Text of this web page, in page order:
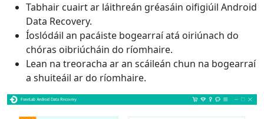
Tabhair cuairt ar láithreán gréasáin oifigiúil Android
Data Recovery.
Íoslódáil an pacáiste bogearraí atá oiriúnach do
chóras oibriúcháin do ríomhaire.
Lean na treoracha ar an scáileán chun na bogearraí
a shuiteáil ar do ríomhaire.